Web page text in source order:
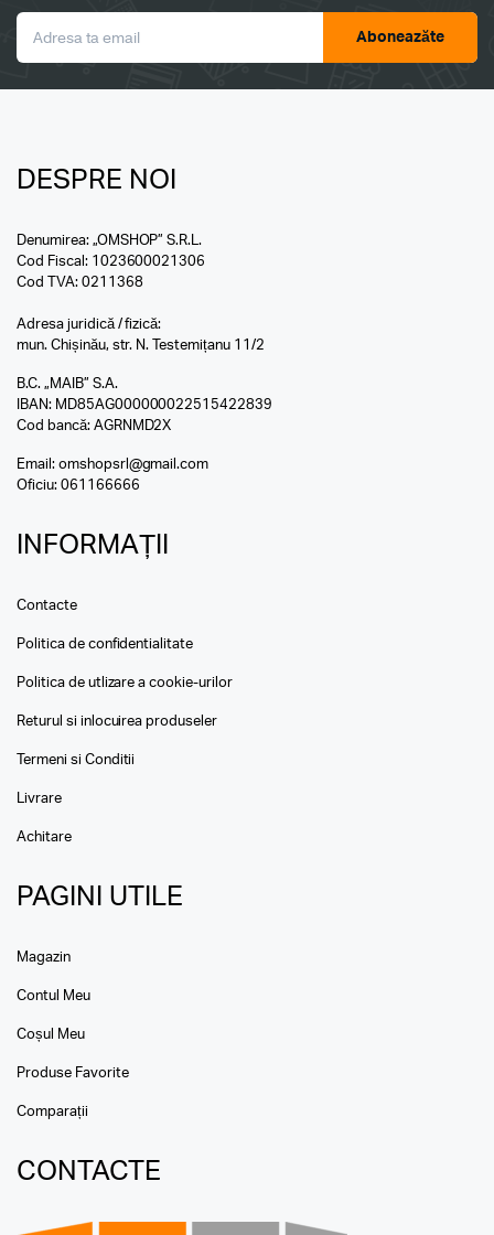
Aboneazăte
DESPRE NOI
Denumirea: „OMSHOP” S.R.L.
Cod Fiscal: 1023600021306
Cod TVA: 0211368
Adresa juridică / fizică:
mun. Chișinău, str. N. Testemițanu 11/2
B.C. „MAIB” S.A.
IBAN: MD85AG000000022515422839
Cod bancă: AGRNMD2X
Email: omshopsrl@gmail.com
Oficiu: 061166666
INFORMAȚII
Contacte
Politica de confidentialitate
Politica de utlizare a cookie-urilor
Returul si inlocuirea produseler
Termeni si Conditii
Livrare
Achitare
PAGINI UTILE
Magazin
Contul Meu
Coșul Meu
Produse Favorite
Comparații
CONTACTE